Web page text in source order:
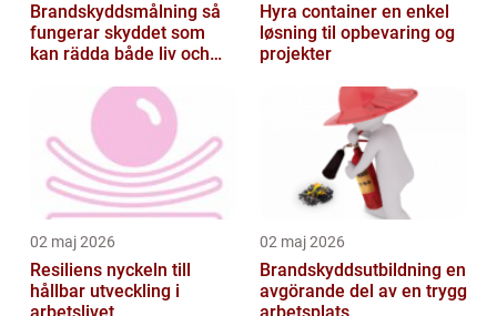
Brandskyddsmålning så
fungerar skyddet som
kan rädda både liv och
Hyra container en enkel
løsning til opbevaring og
projekter
02 maj 2026
Resiliens nyckeln till
hållbar utveckling i
02 maj 2026
Brandskyddsutbildning en
avgörande del av en trygg